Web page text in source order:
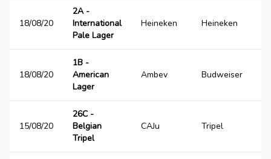
18/08/20
2A -
International
Pale Lager
Heineken Heineken
18/08/20
1B -
American
Lager
Ambev Budweiser
15/08/20
26C -
Belgian
Tripel
CAJu Tripel